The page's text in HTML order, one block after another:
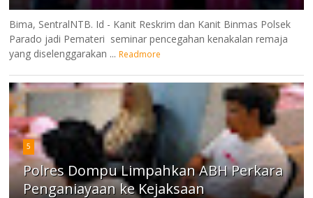
Bima, SentralNTB. Id - Kanit Reskrim dan Kanit Binmas Polsek
Parado jadi Pemateri seminar pencegahan kenakalan remaja
yang diselenggarakan ... Readmore
5
Polres Dompu Limpahkan ABH Perkara
Penganiayaan ke Kejaksaan